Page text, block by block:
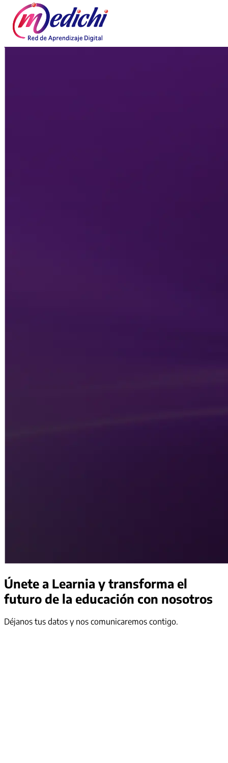
Únete a Learnia y transforma el
futuro de la educación con nosotros
Déjanos tus datos y nos comunicaremos contigo.